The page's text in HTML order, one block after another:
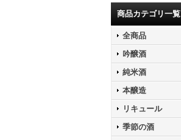
商品カテゴリ一覧
全商品
吟醸酒
純米酒
本醸造
リキュール
季節の酒